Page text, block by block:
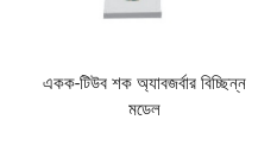
একক-টিউব শক অ্যাবজর্বার বিচ্ছিন্ন
মডেল